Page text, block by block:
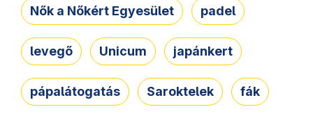
Nők a Nőkért Egyesület padel
levegő Unicum japánkert
pápalátogatás Saroktelek fák